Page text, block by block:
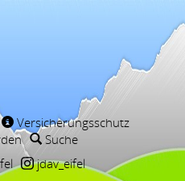
Versicherungsschutz
Suche
jdav_eifel